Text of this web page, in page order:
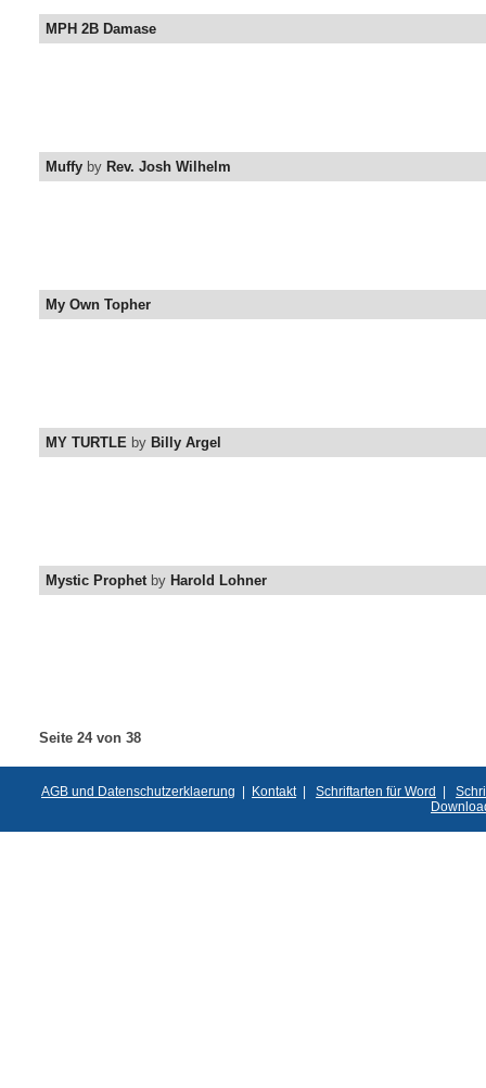
MPH 2B Damase
Muffy by Rev. Josh Wilhelm
My Own Topher
MY TURTLE by Billy Argel
Mystic Prophetby Harold Lohner
Seite 24 von 38
AGB und Datenschutzerklaerung | Kontakt| Schriftarten für Word |